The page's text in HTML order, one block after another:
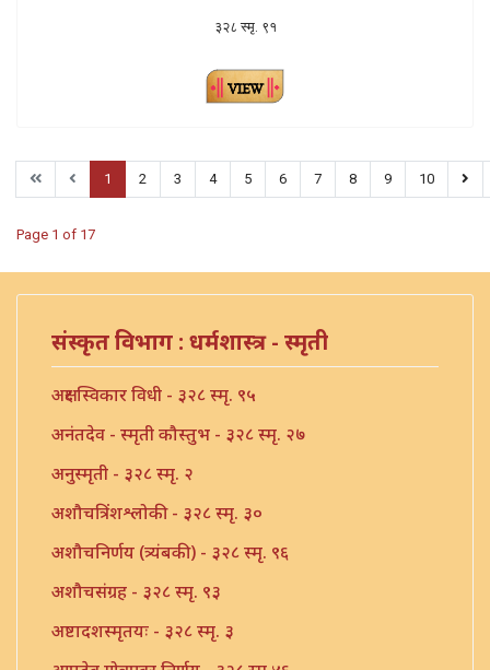
३२८ स्मृ. ९१
1 2 3 4 5 6 7 8 9 10
Page 1 of 17
संस्कृत विभाग : धर्मशास्त्र - स्मृती
अक्षर स्विकार विधी - ३२८ स्मृ. ९५
अनंतदेव - स्मृती कौस्तुभ - ३२८ स्मृ. २७
अनुस्मृती - ३२८ स्मृ. २
अशौचत्रिंशश्लोकी - ३२८ स्मृ. ३०
अशौचनिर्णय (त्र्यंबकी) - ३२८ स्मृ. ९६
अशौचसंग्रह - ३२८ स्मृ. ९३
अष्टादशस्मृतयः - ३२८ स्मृ. ३